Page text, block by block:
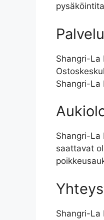
Shangri-La
Shangri-La
Shangri-La
saattavat
Shangri-La